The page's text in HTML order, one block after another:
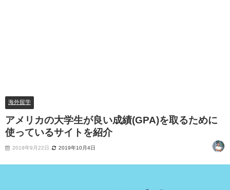
海外留学
アメリカの大学生が良い成績(GPA)を取るために
使っているサイトを紹介
2019年9月22日 2019年10月4日